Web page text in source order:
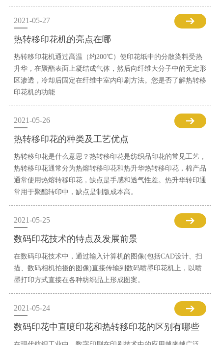
2021-05-27
热转移印花机的亮点在哪
热转移印花机通过高温（约200℃）使印花纸中的分散染料受热
升华，在聚酯表面上凝结成气体，然后向纤维大分子中的无定形
区渗透，冷却后固定在纤维中室内印刷方法。您是否了解热转移
印花机的功能
2021-05-26
热转移印花的种类及工艺优点
热转移印花是什么意思？热转移印花是纺织品印花的常见工艺，
热转移印花通常分为热熔转移印花和热升华热转移印花，棉产品
通常使用热熔转移印花，缺点是手感和透气性差。热升华转印通
常用于聚酯转印中，缺点是制版成本高。
2021-05-25
数码印花技术的特点及发展前景
在数码印花技术中，通过输入计算机的图像(包括CAD设计、扫
描、数码相机拍摄的图像)直接传输到数码喷墨印花机上，以喷
墨打印方式直接在各种纺织品上形成图案。
2021-05-24
数码印花中直喷印花和热转移印花的区别有哪些